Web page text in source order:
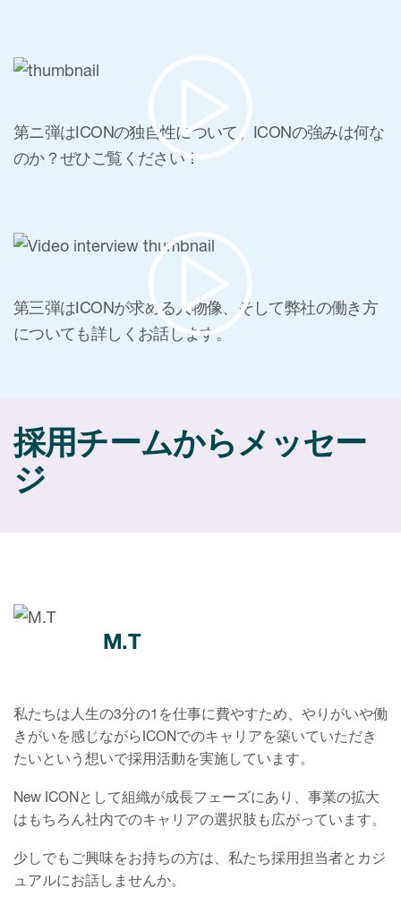
第ニ弾はICONの独自性について。ICONの強みは何な
のか？ぜひご覧ください！
第三弾はICONが求める人物像、そして弊社の働き方
についても詳しくお話します。
採用チームからメッセー
ジ
M.T
私たちは人生の3分の1を仕事に費やすため、やりがいや働
きがいを感じながらICONでのキャリアを築いていただき
たいという想いで採用活動を実施しています。
New ICONとして組織が成長フェーズにあり、事業の拡大
はもちろん社内でのキャリアの選択肢も広がっています。
少しでもご興味をお持ちの方は、私たち採用担当者とカジ
ュアルにお話しませんか。